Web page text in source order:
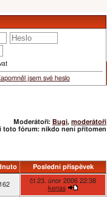
jsem své heslo
Moderátoři: Bugi, moderátoři
toto fórum: nikdo není přítomen
Poslední příspěvek
čt 23. únor 2006 22:38
kenas